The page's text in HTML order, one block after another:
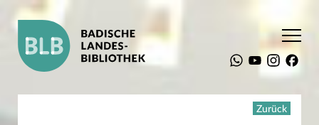
Schlaglichter – 100 Bücher des Jahres 1918
Zurück